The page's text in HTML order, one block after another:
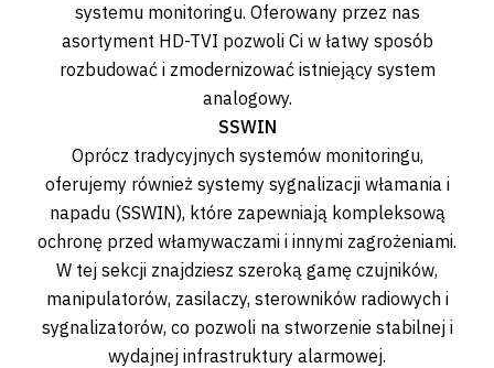
systemu monitoringu. Oferowany przez nas
asortyment HD-TVI pozwoli Ci w łatwy sposób
rozbudować i zmodernizować istniejący system
analogowy.
SSWIN
Oprócz tradycyjnych systemów monitoringu,
oferujemy również systemy sygnalizacji włamania i
napadu (SSWIN), które zapewniają kompleksową
ochronę przed włamywaczami i innymi zagrożeniami.
W tej sekcji znajdziesz szeroką gamę czujników,
manipulatorów, zasilaczy, sterowników radiowych i
sygnalizatorów, co pozwoli na stworzenie stabilnej i
wydajnej infrastruktury alarmowej.